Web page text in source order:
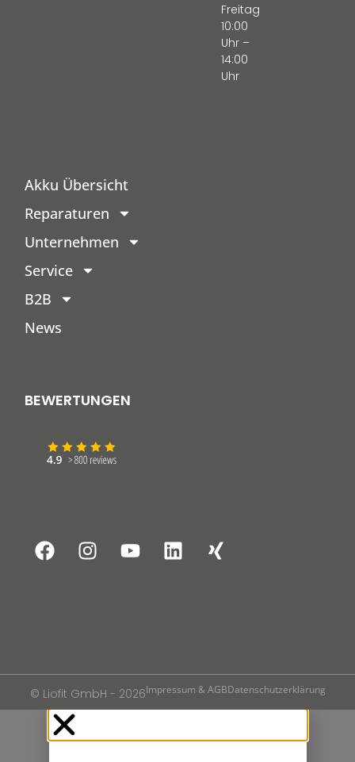
Freitag
10:00
Uhr –
14:00
Uhr
Akku Übersicht
Reparaturen
Unternehmen
Service
B2B
News
BEWERTUNGEN
© Liofit GmbH - 2026Impressum & AGBDatenschutzerklärung